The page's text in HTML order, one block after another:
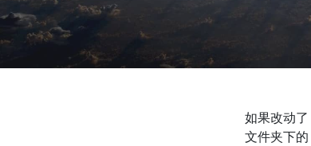
如果改动了
文件夹下的